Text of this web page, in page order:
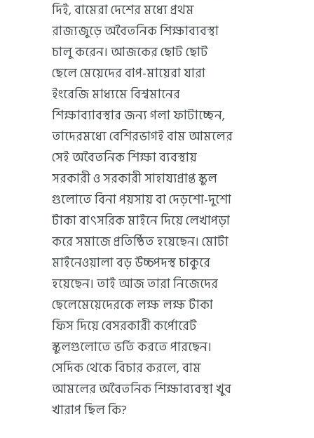
দিই, বামেরা দেশের মধ্যে প্রথম
রাজ্যজুড়ে অবৈতনিক শিক্ষাব্যবস্থা
চালু করেন। আজকের ছোট ছোট
ছেলে মেয়েদের বাপ-মায়েরা যারা
ইংরেজি মাধ্যমে বিশ্বমানের
শিক্ষাব্যাবস্থার জন্য গলা ফাটাচ্ছেন,
তাদেরমধ্যে বেশিরভাগই বাম আমলের
সেই অবৈতনিক শিক্ষা ব্যবস্থায়
সরকারী ও সরকারী সাহায্যপ্রাপ্ত স্কুল
গুলোতে বিনা পয়সায় বা দেড়শো-দুশো
টাকা বাৎসরিক মাইনে দিয়ে লেখাপড়া
করে সমাজে প্রতিষ্ঠিত হয়েছেন। মোটা
মাইনেওয়ালা বড় উচ্চপদস্থ চাকুরে
হয়েছেন। তাই আজ তারা নিজেদের
ছেলেমেয়েদেরকে লক্ষ লক্ষ টাকা
ফিস দিয়ে বেসরকারী কর্পোরেট
স্কুলগুলোতে ভর্তি করতে পারছেন।
সেদিক থেকে বিচার করলে, বাম
আমলের অবৈতনিক শিক্ষাব্যবস্থা খুব
খারাপ ছিল কি?